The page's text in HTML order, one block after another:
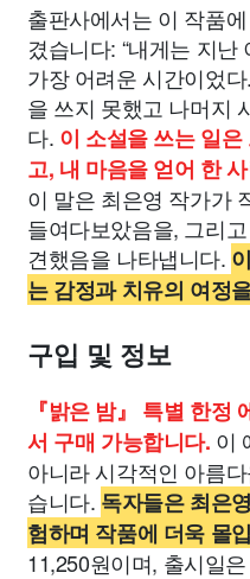
출판사에서는 이 작품
겼습니다: “내게는 지
가장 어려운 시간이었
을 쓰지 못했고 나머지
다. 이 소설을 쓰는 일
고, 내 마음을 얻어 한
이 말은 최은영 작가가
들여다보았음을, 그리
견했음을 나타냅니다.
는 감정과 치유의 여정
구입 및 정보
『밝은 밤』 특별 한정
서 구매 가능합니다. 이
아니라 시각적인 아름
습니다. 독자들은 최은
험하며 작품에 더욱 몰
11,250원이며, 출시일